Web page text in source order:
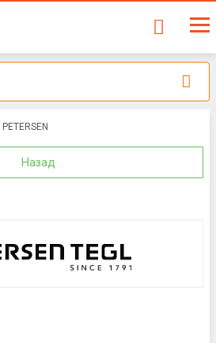
PETERSEN
Назад